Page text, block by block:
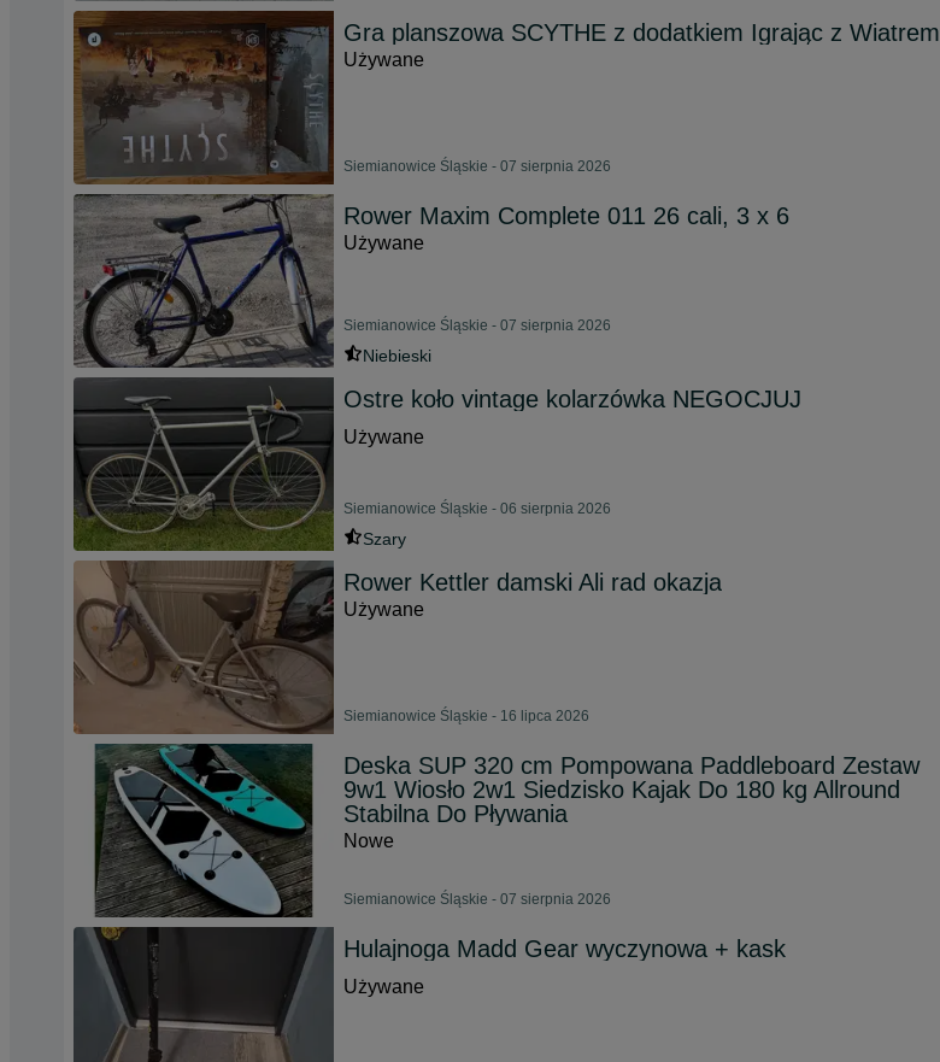
Gra planszowa SCYTHE z dodatkiem Igrając z Wiatrem
Używane
Siemianowice Śląskie - 07 sierpnia 2026
Rower Maxim Complete 011 26 cali, 3 x 6
Używane
Siemianowice Śląskie - 07 sierpnia 2026
Niebieski
Ostre koło vintage kolarzówka NEGOCJUJ
Używane
Siemianowice Śląskie - 06 sierpnia 2026
Szary
Rower Kettler damski Ali rad okazja
Używane
Siemianowice Śląskie - 16 lipca 2026
Deska SUP 320 cm Pompowana Paddleboard Zestaw
9w1 Wiosło 2w1 Siedzisko Kajak Do 180 kg Allround
Stabilna Do Pływania
Nowe
Siemianowice Śląskie - 07 sierpnia 2026
Hulajnoga Madd Gear wyczynowa + kask
Używane